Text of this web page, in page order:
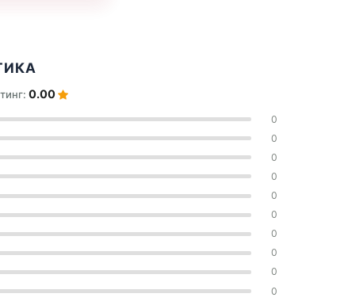
0.00
0
0
0
0
0
0
0
0
0
0